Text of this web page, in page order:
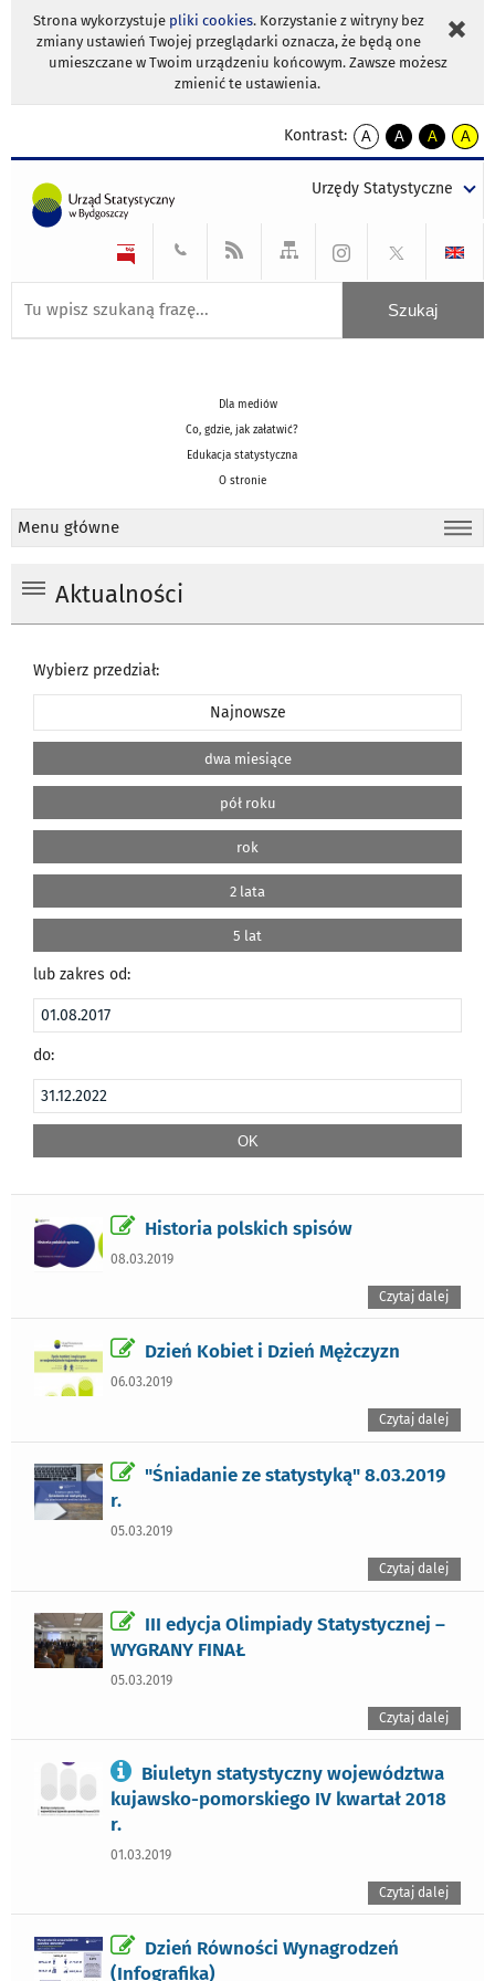
Strona wykorzystuje pliki cookies. Korzystanie z witryny bez
zmiany ustawień Twojej przeglądarki oznacza, że będą one
umieszczane w Twoim urządzeniu końcowym. Zawsze możesz
zmienić te ustawienia.
Kontrast:
A
kontrast
A
kontrast
tekst
czarnym
A
kontrast
tekst
czarnym
A
tekst
żółtym
Urzędy Statystyczne
Dla mediów
Co, gdzie, jak załatwić?
Edukacja statystyczna
O stronie
Menu główne
Aktualności
Wybierz przedział:
Najnowsze
dwa miesiące
pół roku
rok
2 lata
5 lat
lub zakres od:
do:
Historia polskich spisów
08.03.2019
Czytaj dalej
Dzień Kobiet i Dzień Mężczyzn
06.03.2019
Czytaj dalej
"Śniadanie ze statystyką" 8.03.2019
r.
05.03.2019
Czytaj dalej
III edycja Olimpiady Statystycznej –
WYGRANY FINAŁ
05.03.2019
Czytaj dalej
Biuletyn statystyczny województwa
kujawsko-pomorskiego IV kwartał 2018
r.
01.03.2019
Czytaj dalej
Dzień Równości Wynagrodzeń
(Infografika)